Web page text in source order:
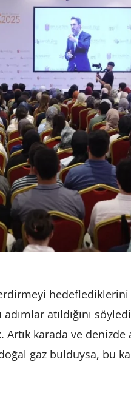
erdirmeyi
atıldığını
karada ve denizde
gaz bulduysa, bu